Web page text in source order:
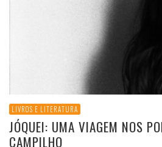
LIVROS E LITERATURA
JÓQUEI: UMA VIAGEM NOS
CAMPILHO